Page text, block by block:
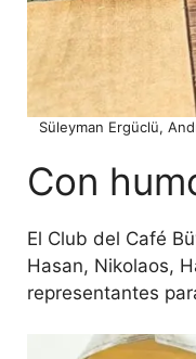
Süleyman Ergüclü,
Con
El Club del Café
Hasan, Nikolaos,
representantes